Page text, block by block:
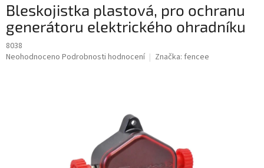
Bleskojistka plastová, pro ochranu
generátoru elektrického ohradníku
8038
Průměrné
Neohodnoceno Podrobnosti hodnocení Značka: fencee